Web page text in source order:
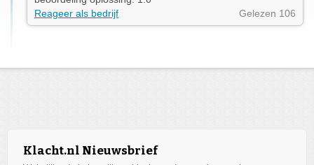
Reageer als bedrijf
Gelezen 106
Klacht.nl Nieuwsbrief